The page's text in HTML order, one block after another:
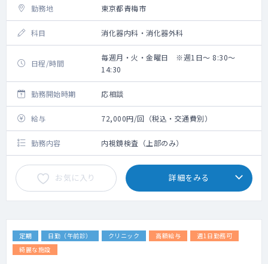
勤務地 東京都青梅市
科目 消化器内科・消化器外科
日程/時間
毎週月・火・金曜日 ※週1日～ 8:30～
14:30
勤務開始時期 応相談
給与 72,000円/回（税込・交通費別）
勤務内容 内視鏡検査（上部のみ）
お気に入り 詳細をみる
定期 日勤（午前診） クリニック 高額給与
週1日勤務可
綺麗な施設